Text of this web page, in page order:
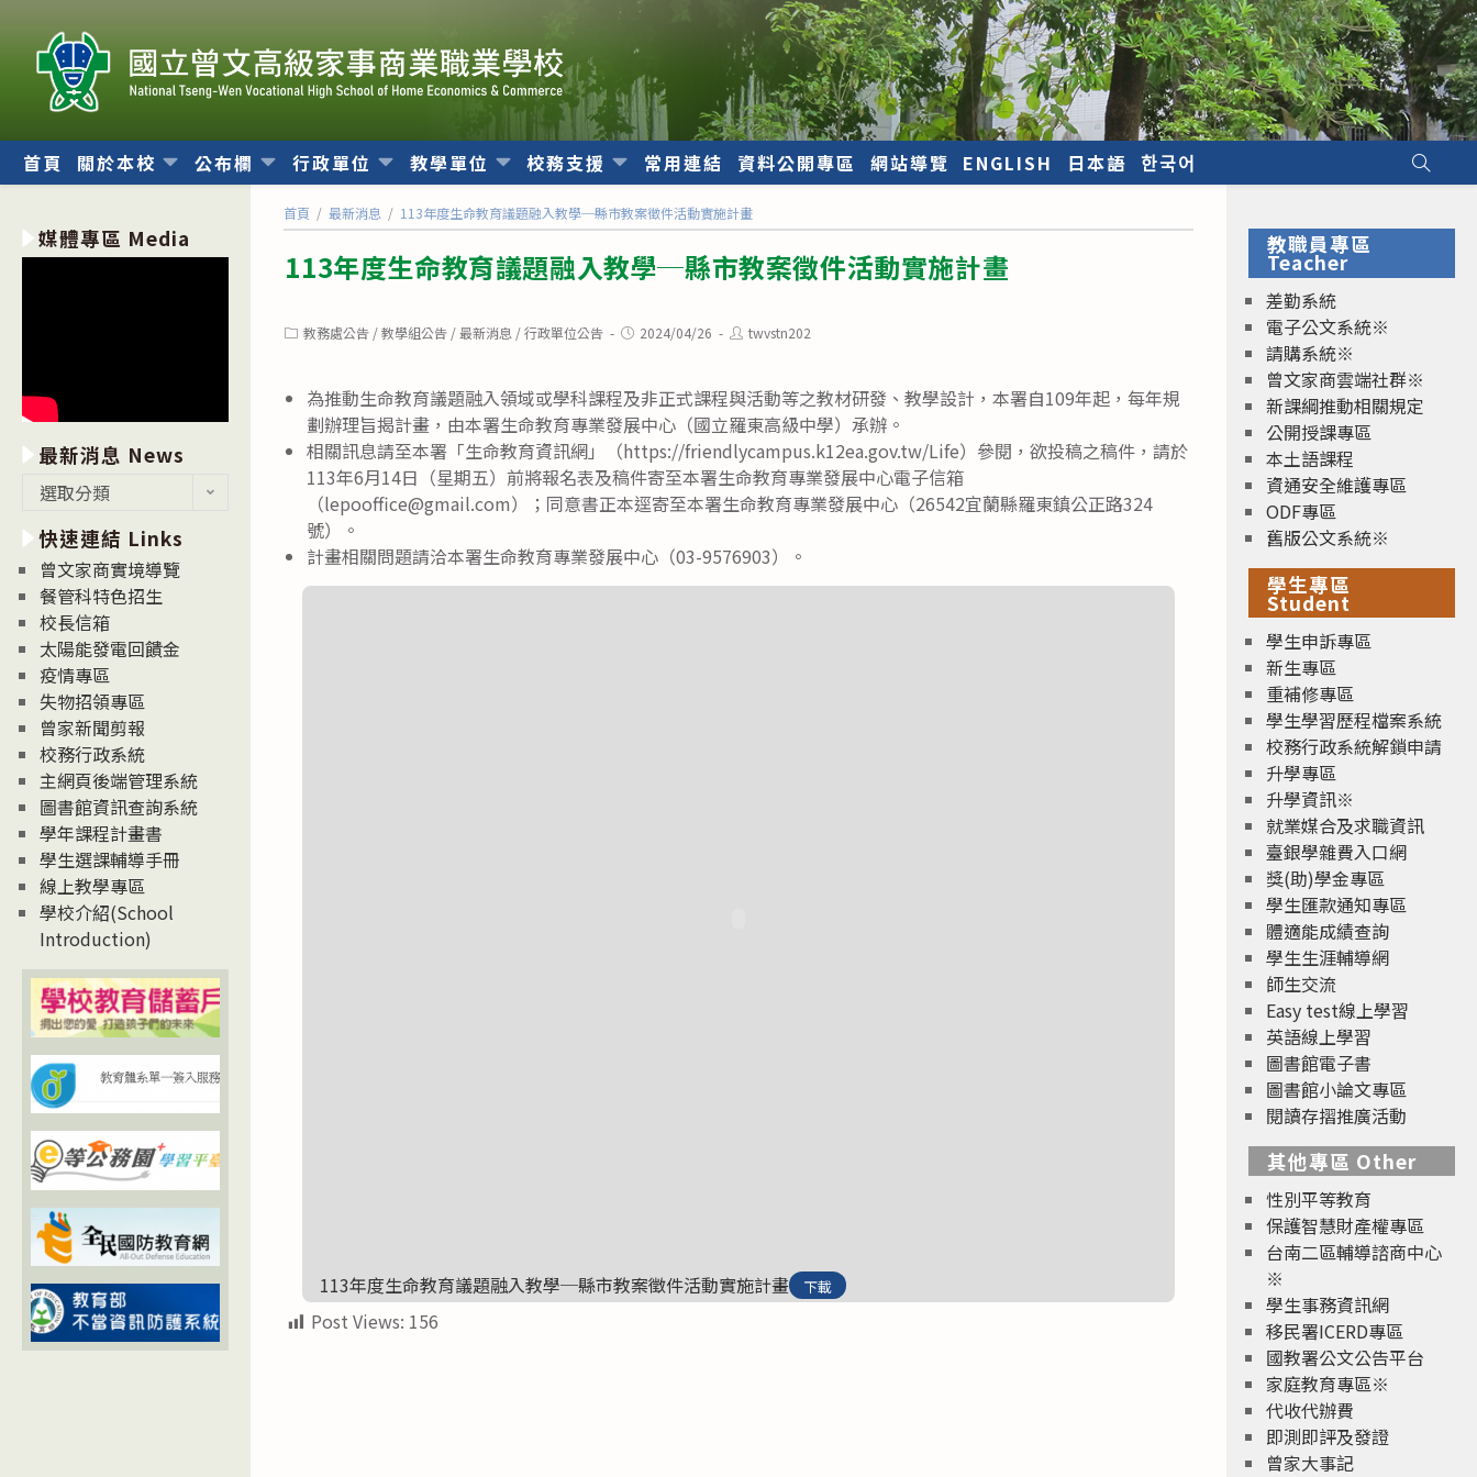
內
首頁 關於本校 公布欄 行政單位 教學單位 校務支援 常用連結 資料公開專區 網站導覽 ENGLISH 日本語 한국어
首頁 / 最新消息 / 113年度生命教育議題融入教學─縣市教案徵件活動實施計畫
113年度生命教育議題融入教學─縣市教案徵件活動實施計畫
Post教務處公告 / 教學組公告 / 最新消息 / 行政單位公告
Post2024/04/26
Posttwvstn202
為推動生命教育議題融入領域或學科課程及非正式課程與活動等之教材研發、教學設計，本署自109年起，每年規
劃辦理旨揭計畫，由本署生命教育專業發展中心（國立羅東高級中學）承辦。
相關訊息請至本署「生命教育資訊網」（https://friendlycampus.k12ea.gov.tw/Life）參閱，欲投稿之稿件，請於
113年6月14日（星期五）前將報名表及稿件寄至本署生命教育專業發展中心電子信箱
（lepooffice@gmail.com）；同意書正本逕寄至本署生命教育專業發展中心（26542宜蘭縣羅東鎮公正路324
號）。
計畫相關問題請洽本署生命教育專業發展中心（03-9576903）。
113年度生命教育議題融入教學─縣市教案徵件活動實施計畫 下載
Post Views: 156
媒體專區 Media
最新消息 News
消
息
News
選取分類
快速連結 Links
曾文家商實境導覽
餐管科特色招生
校長信箱
太陽能發電回饋金
疫情專區
失物招領專區
曾家新聞剪報
校務行政系統
主網頁後端管理系統
圖書館資訊查詢系統
學年課程計畫書
學生選課輔導手冊
線上教學專區
學校介紹(School
Introduction)
教職員專區
Teacher
差勤系統
電子公文系統※
請購系統※
曾文家商雲端社群※
新課綱推動相關規定
公開授課專區
本土語課程
資通安全維護專區
ODF專區
舊版公文系統※
學生專區
Student
學生申訴專區
新生專區
重補修專區
學生學習歷程檔案系統
校務行政系統解鎖申請
升學專區
升學資訊※
就業媒合及求職資訊
臺銀學雜費入口網
獎(助)學金專區
學生匯款通知專區
體適能成績查詢
學生生涯輔導網
師生交流
Easy test線上學習
英語線上學習
圖書館電子書
圖書館小論文專區
閱讀存摺推廣活動
其他專區 Other
性別平等教育
保護智慧財產權專區
台南二區輔導諮商中心
※
學生事務資訊網
移民署ICERD專區
國教署公文公告平台
家庭教育專區※
代收代辦費
即測即評及發證
曾家大事記